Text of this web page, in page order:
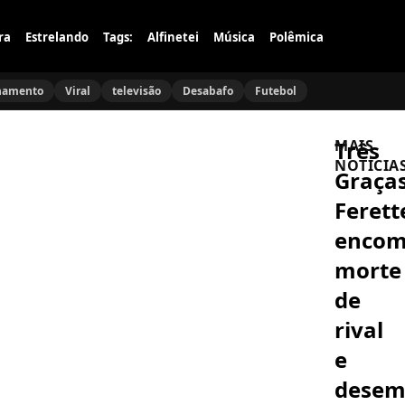
Estrelando Tags: Alfinetei Música Polêmica
Viral televisão Desabafo Futebol
Três
morte
de
rival
e
MAIS
FAMOSOS
Ramos
emociona
ao
falar
sobre
filhos:
FAMOSOS
Caruso
emociona
revisitar
ACIDENTE
Ciclone